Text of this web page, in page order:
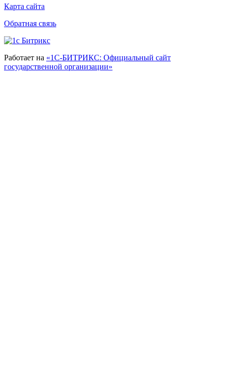
Карта сайта
Обратная связь
Работает на «1С-БИТРИКС: Официальный сайт
государственной организации»